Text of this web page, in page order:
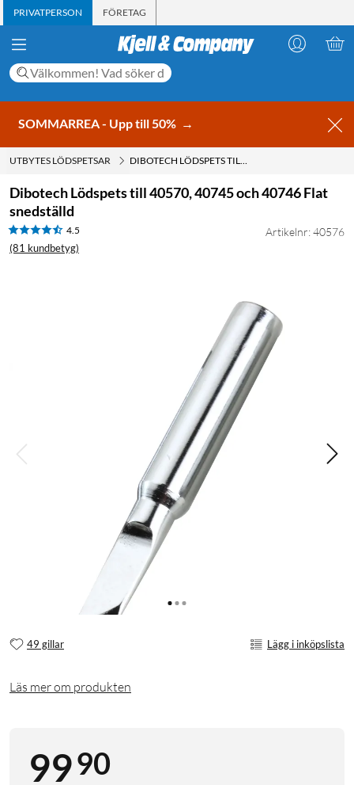
PRIVATPERSON FÖRETAG
SOMMARREA - Upp till 50% →
UTBYTES LÖDSPETSAR DIBOTECH LÖDSPETS TILL 40570, 40745 OCH 40746 FLAT SNEDSTÄLLD
Dibotech Lödspets till 40570, 40745 och 40746 Flat
snedställd
4.5
(81 kundbetyg)
Artikelnr: 40576
49 gillar Lägg i inköpslista
Läs mer om produkten
9990